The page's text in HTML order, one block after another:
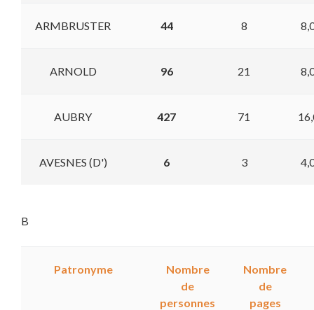
ARMBRUSTER 44 8
ARNOLD 96 21
AUBRY 427 71
AVESNES (D') 6 3
B
Patronyme
Nombre
de
personnes
Nombre
de
pages